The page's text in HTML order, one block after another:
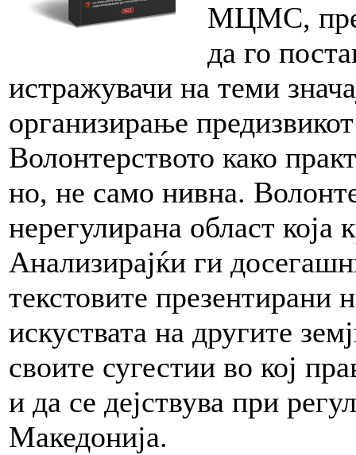
МЦМС,
да го
истражувачи на теми
организирање
Волонтерството како
но, не само нивна.
нерегулирана област која
Анализирајќи ги
текстовите презентирани
искуствата на другите
своите сугестии во кој
и да се дејствува при
Македонија.